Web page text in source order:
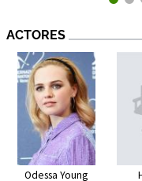
ACTORES
Odessa Young